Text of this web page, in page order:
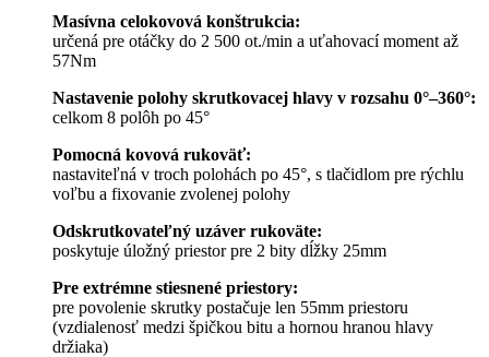
Masívna celokovová konštrukcia:
určená pre otáčky do 2 500 ot./min a uťahovací moment až
57Nm
Nastavenie polohy skrutkovacej hlavy v rozsahu 0°–360°:
celkom 8 polôh po 45°
Pomocná kovová rukoväť:
nastaviteľná v troch polohách po 45°, s tlačidlom pre rýchlu
voľbu a fixovanie zvolenej polohy
Odskrutkovateľný uzáver rukoväte:
poskytuje úložný priestor pre 2 bity dĺžky 25mm
Pre extrémne stiesnené priestory:
pre povolenie skrutky postačuje len 55mm priestoru
(vzdialenosť medzi špičkou bitu a hornou hranou hlavy
držiaka)